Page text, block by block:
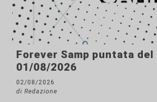
Forever Samp puntata del
01/08/2026
02/08/2026
di Redazione